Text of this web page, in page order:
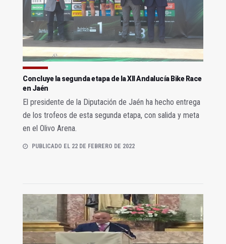
Concluye la segunda etapa de la XII Andalucía Bike Race
en Jaén
El presidente de la Diputación de Jaén ha hecho entrega
de los trofeos de esta segunda etapa, con salida y meta
en el Olivo Arena.
PUBLICADO EL 22 DE FEBRERO DE 2022